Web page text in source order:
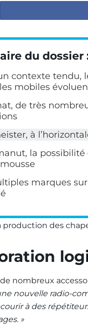
du dossier
contexte tendu,
mobiles
de très
à
la possibilité
marques
production des
nombreux
nouvelle radio-
à des
»